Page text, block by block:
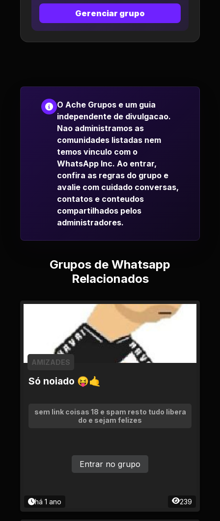
Gerenciar grupo
O Ache Grupos e um guia
independente de divulgacao.
Nao administramos as
comunidades listadas nem
temos vinculo com o
WhatsApp Inc. Ao entrar,
confira as regras do grupo e
avalie com cuidado conversas,
contatos e conteudos
compartilhados pelos
administradores.
Grupos de Whatsapp
Relacionados
Só noiado 😝🤙
AMIZADES
sem link coisas 18 e spam resto tudo libera
do e sejam felizes
há 1 ano 239
Entrar no grupo